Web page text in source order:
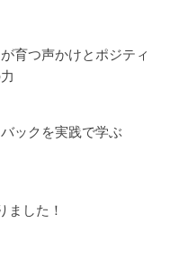
育つ声かけとポジティ
ックを実践で学ぶ
ました！